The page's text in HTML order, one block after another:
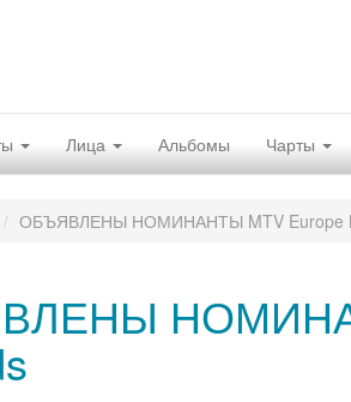
Лица Альбомы Чарты
ОБЪЯВЛЕНЫ НОМИНАНТЫ MTV Europe